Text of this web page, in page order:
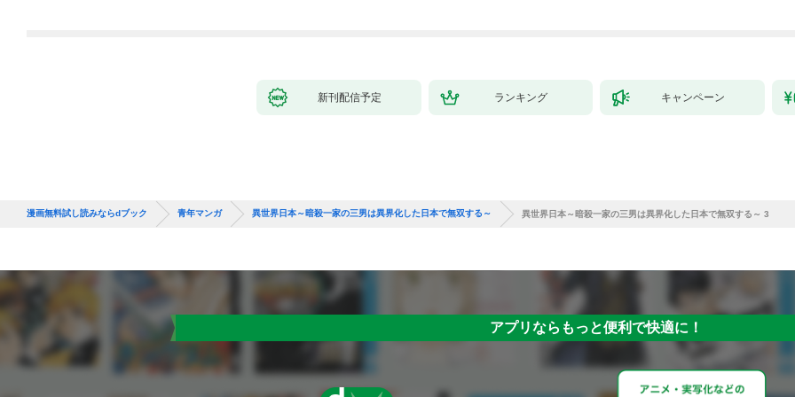
新刊配信予定 ランキング キャンペーン
漫画無料試し読みならdブック 青年マンガ 異世界日本～暗殺一家の三男は異界化した日本で無双する～ 異世界日本～暗殺一家の三男は異界化した日本で無双する～ 3
アプリならもっと便利で快適に！